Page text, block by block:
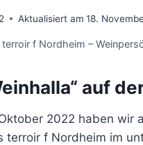
Aktualisiert am 18.
terroir f Nordheim –
auf
2022 haben
terroir f Nordheim im